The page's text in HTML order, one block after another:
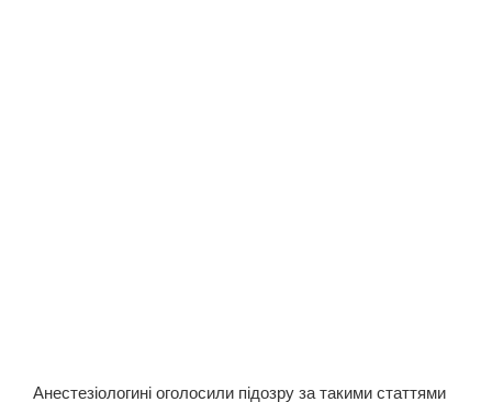
Анестезіологині оголосили підозру за такими статтями